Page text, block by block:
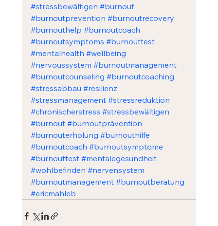
#stressbewältigen #burnout
#burnoutprevention #burnoutrecovery
#burnouthelp #burnoutcoach
#burnoutsymptoms #burnouttest
#mentalhealth #wellbeing
#nervoussystem #burnoutmanagement
#burnoutcounseling #burnoutcoaching
#stressabbau #resilienz
#stressmanagement #stressreduktion
#chronischerstress #stressbewältigen
#burnout #burnoutprävention
#burnouterholung #burnouthilfe
#burnoutcoach #burnoutsymptome
#burnouttest #mentalegesundheit
#wohlbefinden #nervensystem
#burnoutmanagement #burnoutberatung
#ericmahleb